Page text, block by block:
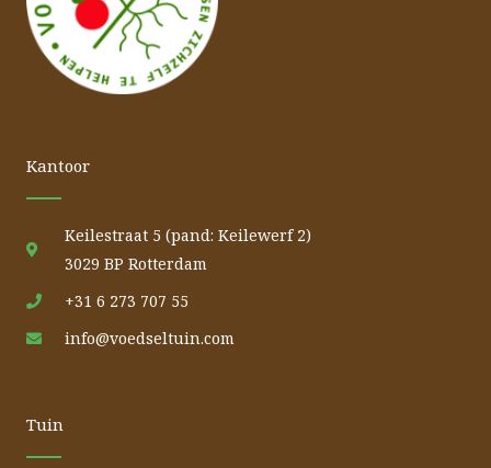
Kantoor
Keilestraat 5 (pand: Keilewerf 2)
3029 BP Rotterdam
+31 6 273 707 55
info@voedseltuin.com
Tuin